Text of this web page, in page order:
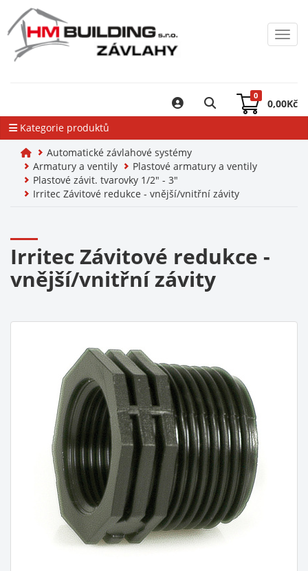
0
0,00Kč
Kategorie produktů
Automatické závlahové systémy
Armatury a ventily
Plastové armatury a ventily
Plastové závit. tvarovky 1/2" - 3"
Irritec Závitové redukce - vnější/vnitřní závity
Irritec Závitové redukce -
vnější/vnitřní závity